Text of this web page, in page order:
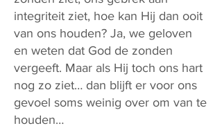
integriteit ziet, hoe kan Hij dan ooit
van ons houden? Ja, we geloven
en weten dat God de zonden
vergeeft. Maar als Hij toch ons hart
nog zo ziet… dan blijft er voor ons
gevoel soms weinig over om van te
houden…